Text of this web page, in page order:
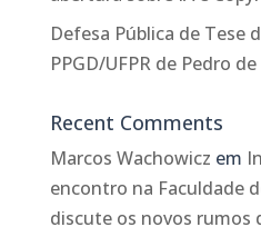
Defesa Pública de Tese
PPGD/UFPR de Pedro
Recent Comments
Marcos Wachowicz em
encontro na Faculdade
discute os novos rumos